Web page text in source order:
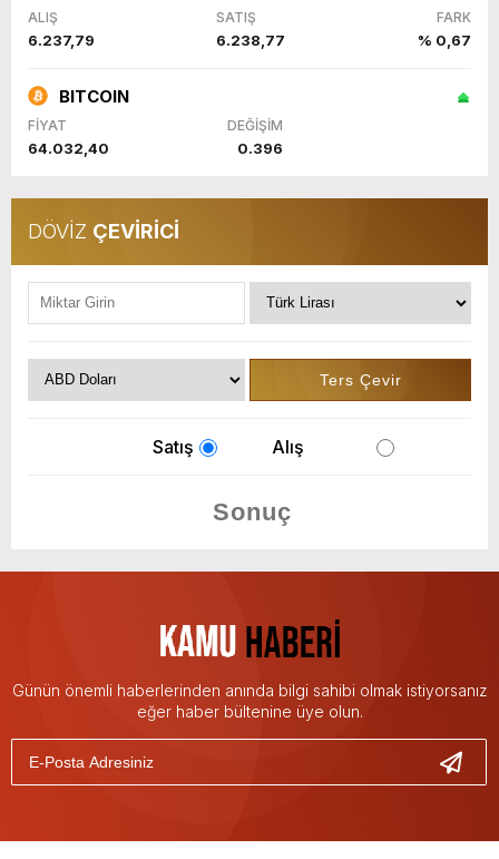
ALIŞ SATIŞ FARK
6.237,79 6.238,77 % 0,67
BITCOIN
FİYAT DEĞİŞİM
64.032,40 0.396
DÖVİZ ÇEVİRİCİ
Satış Alış
Günün önemli haberlerinden anında bilgi sahibi olmak istiyorsanız
eğer haber bültenine üye olun.